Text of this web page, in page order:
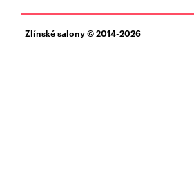
Zlínské salony© 2014-2026